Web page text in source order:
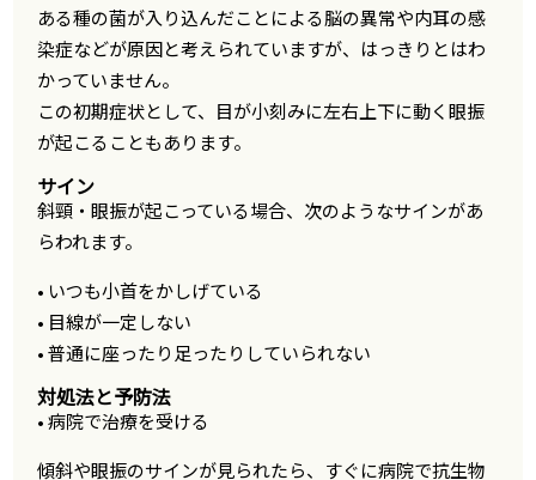
ある種の菌が入り込んだことによる脳の異常や内耳の感
染症などが原因と考えられていますが、はっきりとはわ
かっていません。
この初期症状として、目が小刻みに左右上下に動く眼振
が起こることもあります。
サイン
斜頸・眼振が起こっている場合、次のようなサインがあ
らわれます。
• いつも小首をかしげている
• 目線が一定しない
• 普通に座ったり足ったりしていられない
対処法と予防法
• 病院で治療を受ける
傾斜や眼振のサインが見られたら、すぐに病院で抗生物